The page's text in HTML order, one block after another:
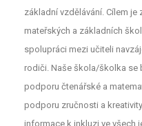
základní vzdělávání. Cílem
mateřských a základních
spolupráci mezi učiteli
rodiči. Naše škola/školka se
podporu čtenářské a
podporu zručnosti a
informace k inkluzi ve všech